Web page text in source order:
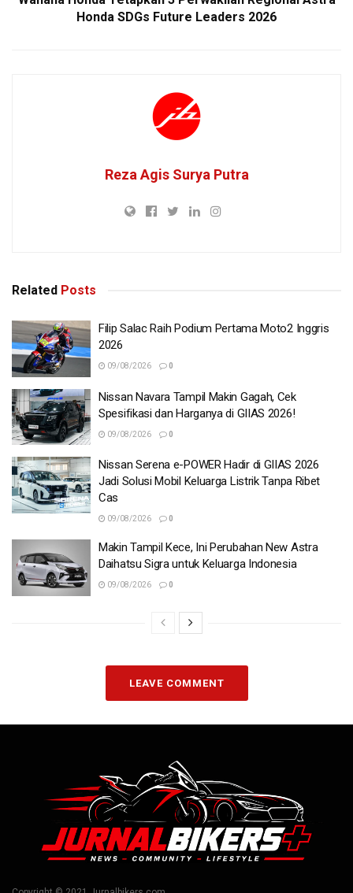
Honda SDGs Future Leaders 2026
Reza Agis Surya Putra
Related Posts
Filip Salac Raih Podium Pertama Moto2 Inggris
2026
09/08/2026 0
Nissan Navara Tampil Makin Gagah, Cek
Spesifikasi dan Harganya di GIIAS 2026!
09/08/2026 0
Nissan Serena e-POWER Hadir di GIIAS 2026
Jadi Solusi Mobil Keluarga Listrik Tanpa Ribet
Cas
09/08/2026 0
Makin Tampil Kece, Ini Perubahan New Astra
Daihatsu Sigra untuk Keluarga Indonesia
09/08/2026 0
LEAVE COMMENT